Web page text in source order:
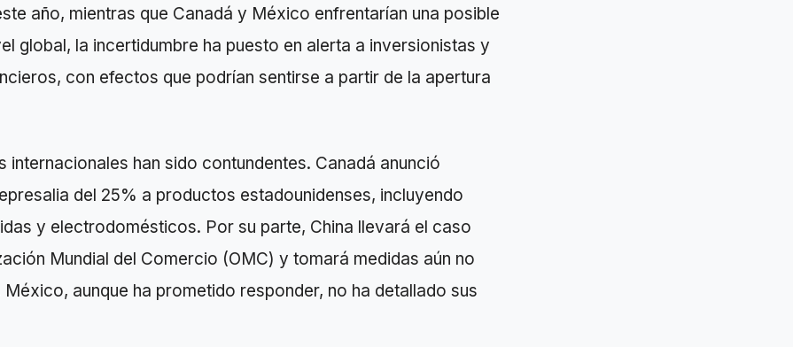
año, mientras que Canadá y México enfrentarían una posible
global, la incertidumbre ha puesto en alerta a inversionistas y
con efectos que podrían sentirse a partir de la apertura
internacionales han sido contundentes. Canadá anunció
del 25% a productos estadounidenses, incluyendo
y electrodomésticos. Por su parte, China llevará el caso
Mundial del Comercio (OMC) y tomará medidas aún no
aunque ha prometido responder, no ha detallado sus